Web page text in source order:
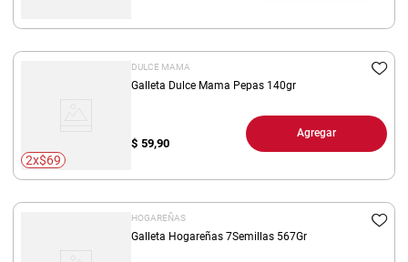
2x$69
DULCE MAMA
Galleta Dulce Mama Pepas 140gr
$ 59,90
Agregar
HOGAREÑAS
Galleta Hogareñas 7Semillas 567Gr